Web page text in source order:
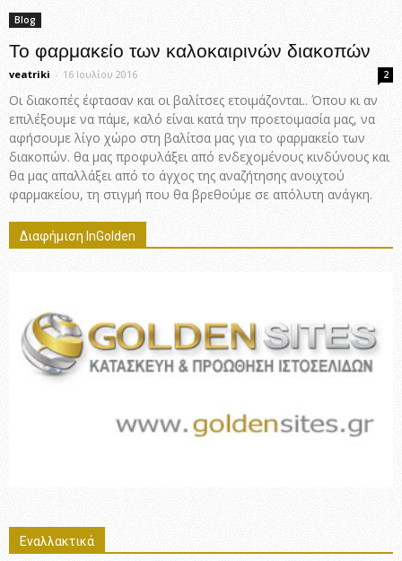
Blog
Το φαρμακείο των καλοκαιρινών διακοπών
veatriki - 16 Ιουλίου 2016 2
Οι διακοπές έφτασαν και οι βαλίτσες ετοιμάζονται.. Όπου κι αν
επιλέξουμε να πάμε, καλό είναι κατά την προετοιμασία μας, να
αφήσουμε λίγο χώρο στη βαλίτσα μας για το φαρμακείο των
διακοπών. θα μας προφυλάξει από ενδεχομένους κινδύνους και
θα μας απαλλάξει από το άγχος της αναζήτησης ανοιχτού
φαρμακείου, τη στιγμή που θα βρεθούμε σε απόλυτη ανάγκη.
Διαφήμιση InGolden
Εναλλακτικά